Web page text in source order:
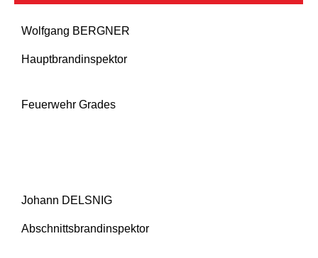
Wolfgang BERGNER
Hauptbrandinspektor
Feuerwehr Grades
Johann DELSNIG
Abschnittsbrandinspektor